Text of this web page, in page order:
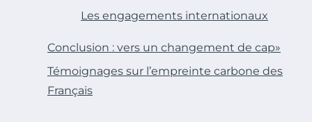
Les engagements internationaux
Conclusion : vers un changement de cap»
Témoignages sur l’empreinte carbone des
Français